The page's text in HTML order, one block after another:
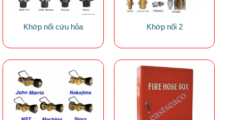
Khớp nối cứu hỏa Khớp nối 2